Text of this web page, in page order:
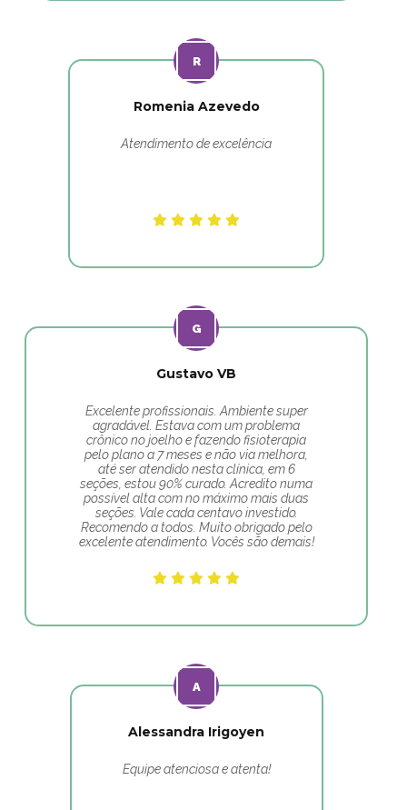
Romenia Azevedo
Atendimento de excelência
Gustavo VB
Excelente profissionais. Ambiente super
agradável. Estava com um problema
crônico no joelho e fazendo fisioterapia
pelo plano a 7 meses e não via melhora,
até ser atendido nesta clínica, em 6
seções, estou 90% curado. Acredito numa
possível alta com no máximo mais duas
seções. Vale cada centavo investido.
Recomendo a todos. Muito obrigado pelo
excelente atendimento. Vocês são demais!
Alessandra Irigoyen
Equipe atenciosa e atenta!